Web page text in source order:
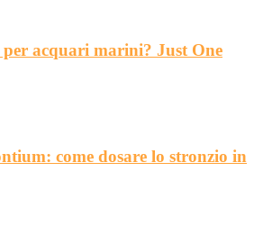
acquari marini? Just One
come dosare lo stronzio in